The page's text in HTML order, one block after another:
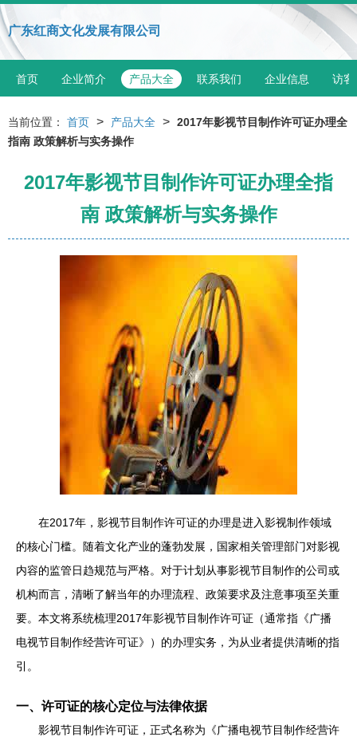
广东红商文化发展有限公司
首页 企业简介 产品大全 联系我们 企业信息 访客
当前位置： 首页 > 产品大全 > 2017年影视节目制作许可证办理全
指南 政策解析与实务操作
2017年影视节目制作许可证办理全指
南 政策解析与实务操作
在2017年，影视节目制作许可证的办理是进入影视制作领域
的核心门槛。随着文化产业的蓬勃发展，国家相关管理部门对影视
内容的监管日趋规范与严格。对于计划从事影视节目制作的公司或
机构而言，清晰了解当年的办理流程、政策要求及注意事项至关重
要。本文将系统梳理2017年影视节目制作许可证（通常指《广播
电视节目制作经营许可证》）的办理实务，为从业者提供清晰的指
引。
一、许可证的核心定位与法律依据
影视节目制作许可证，正式名称为《广播电视节目制作经营许